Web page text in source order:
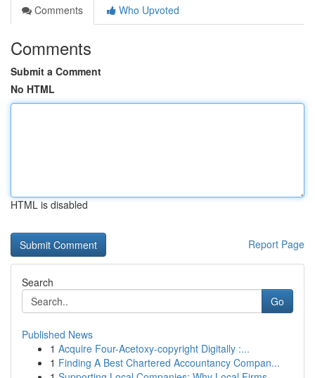
Comments
Who Upvoted
Comments
Submit a Comment
No HTML
HTML is disabled
Report Page
Search
Go
Published News
1 Acquire Four-Acetoxy-copyright Digitally :...
1 Finding A Best Chartered Accountancy Compan...